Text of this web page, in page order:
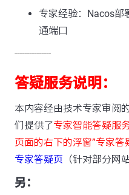
专家经验：Nacos部
通端口
---------------
答疑服务说明：
本内容经由技术专家审阅
们提供了专家智能答疑服
页面的右下的浮窗”专家答
专家答疑页 （针对部分网
另：